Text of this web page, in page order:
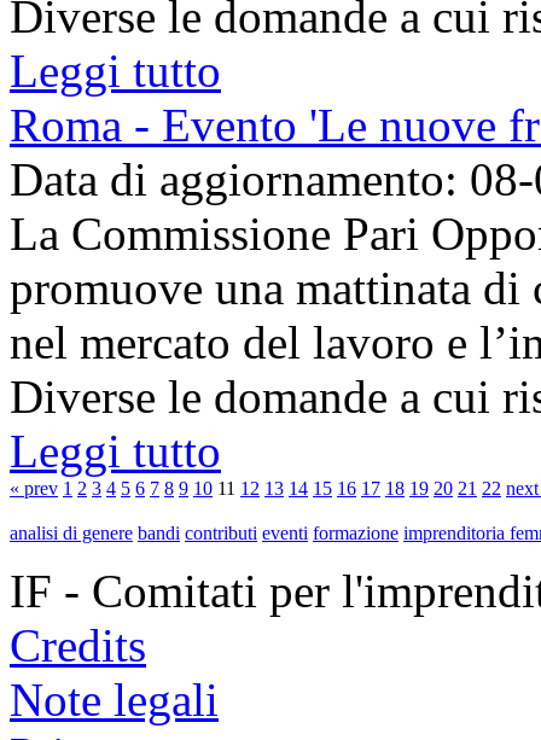
Diverse le domande a cui
Leggi tutto
Roma - Evento 'Le nuove
Data di aggiornamento:
La Commissione Pari
promuove una mattinata
nel mercato del lavoro e
Diverse le domande a cui
Leggi tutto
« prev 1 2 3 4 5 6 7 8 9 10 11 12 13 14 15 16 17 18 19 20 21 22
analisi di genere bandi contributi eventi formazione imprenditoria
IF - Comitati per
Credits
Note legali